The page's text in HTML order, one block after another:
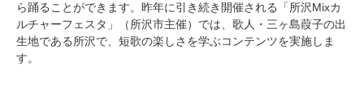
ら踊ることができます。昨年に引き続き開催される「所沢Mixカ
ルチャーフェスタ」（所沢市主催）では、歌人・三ヶ島葭子の出
生地である所沢で、短歌の楽しさを学ぶコンテンツを実施しま
す。